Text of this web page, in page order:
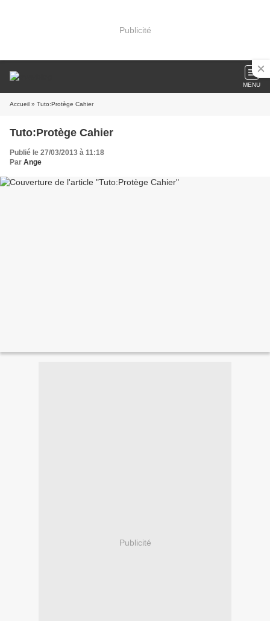
Publicité
MENU
Accueil » Tuto:Protège Cahier
Tuto:Protège Cahier
Publié le 27/03/2013 à 11:18
Par Ange
Publicité